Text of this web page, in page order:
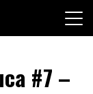
#7 –